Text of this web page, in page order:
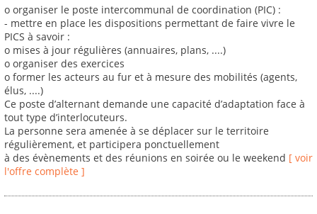
o organiser le poste intercommunal de coordination (PIC) :
- mettre en place les dispositions permettant de faire vivre le
PICS à savoir :
o mises à jour régulières (annuaires, plans, ....)
o organiser des exercices
o former les acteurs au fur et à mesure des mobilités (agents,
élus, ....)
Ce poste d’alternant demande une capacité d’adaptation face à
tout type d’interlocuteurs.
La personne sera amenée à se déplacer sur le territoire
régulièrement, et participera ponctuellement
à des évènements et des réunions en soirée ou le weekend [ voir
l'offre complète ]